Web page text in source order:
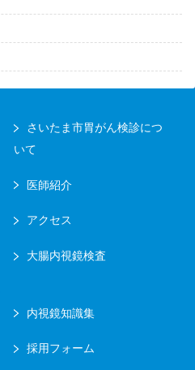
さいたま市胃がん検診につ
いて
医師紹介
アクセス
大腸内視鏡検査
内視鏡知識集
採用フォーム